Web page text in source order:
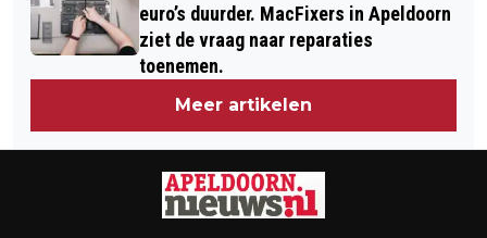
euro’s duurder. MacFixers in Apeldoorn
ziet de vraag naar reparaties
toenemen.
Meer artikelen